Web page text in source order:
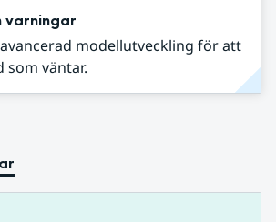
varningar
modellutveckling för att
som väntar.